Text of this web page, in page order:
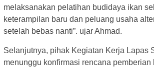
melaksanakan pelatihan budidaya ikan
keterampilan baru dan peluang usaha
setelah bebas nanti”. ujar Ahmad.
Selanjutnya, pihak Kegiatan Kerja Lapas
menunggu konfirmasi rencana pemberian